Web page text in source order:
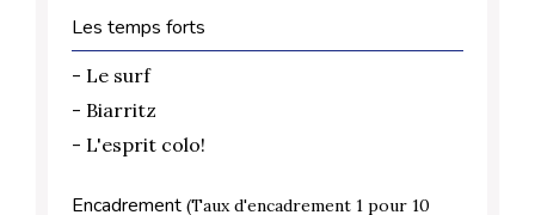
Les temps forts
- Le surf
- Biarritz
- L'esprit colo!
Encadrement (Taux d'encadrement 1 pour 10